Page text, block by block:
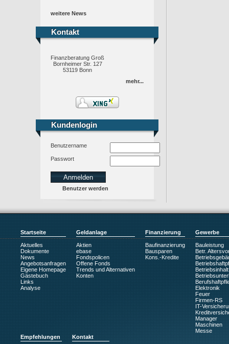
weitere News
Kontakt
Kontakt
Finanzberatung Groß
Bornheimer Str. 127
53119 Bonn
mehr...
Kundenlogin
Kundenlogin
Benutzername
Passwort
Benutzer werden
Startseite
Aktuelles
Dokumente
News
Angebotsanfragen
Eigene Homepage
Gästebuch
Links
Analyse
Geldanlage
Aktien
ebase
Fondspolicen
Offene Fonds
Trends und Alternativen
Konten
Finanzierung
Baufinanzierung
Bausparen
Kons.-Kredite
Gewerbe
Bauleistung
Betr.
Betriebsinhalt
Elektronik
Feuer
Firmen-RS
IT-
Manager
Maschinen
Messe
Empfehlungen
Kontakt